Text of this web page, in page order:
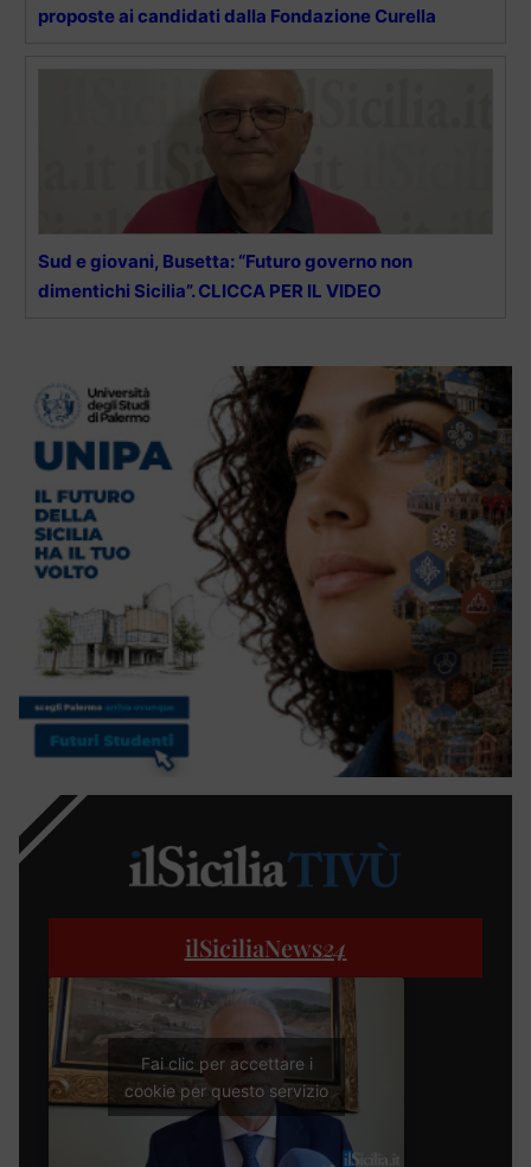
proposte ai candidati dalla Fondazione Curella
Sud e giovani, Busetta: “Futuro governo non
dimentichi Sicilia”. CLICCA PER IL VIDEO
ilSiciliaNews24
Fai clic per accettare i
cookie per questo servizio